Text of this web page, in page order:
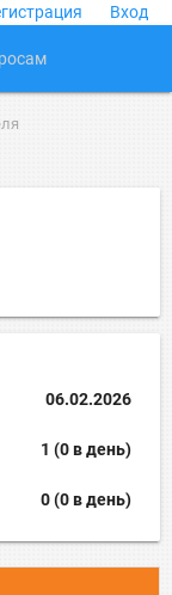
Вход
06.02.2026
1 (0 в день)
0 (0 в день)